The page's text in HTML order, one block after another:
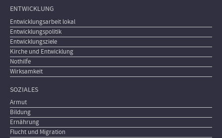
ENTWICKLUNG
Entwicklungsarbeit lokal
Entwicklungspolitik
Entwicklungsziele
Kirche und Entwicklung
Nothilfe
Wirksamkeit
SOZIALES
Armut
Bildung
Ernährung
Flucht und Migration